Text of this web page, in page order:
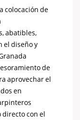
colocación de
abatibles,
el diseño y
de
aprovechar el
en
con el